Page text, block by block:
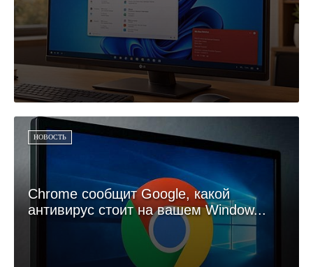
НОВОСТЬ
Chrome сообщит Google, какой
антивирус стоит на вашем Window...